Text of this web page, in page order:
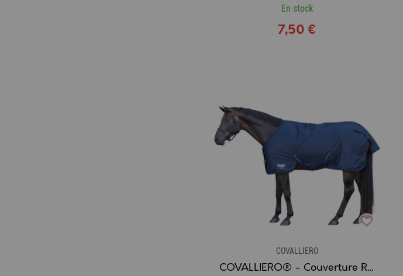
En stock
7,50 €
COVALLIERO
COVALLIERO® - Couverture RugBe 300 Dark Navy